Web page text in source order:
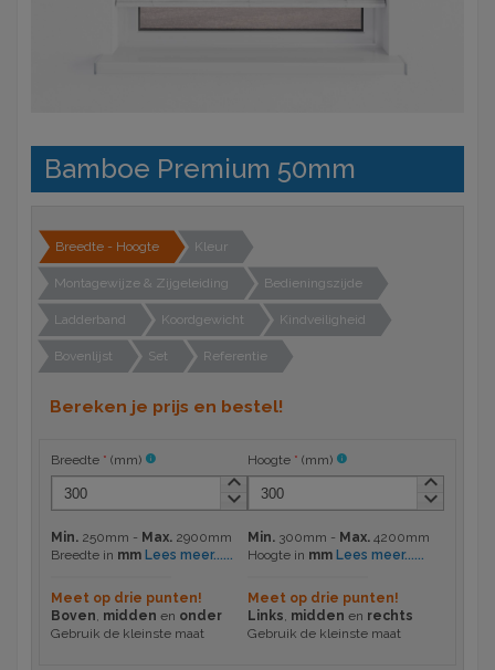
Bamboe Premium 50mm
Breedte - Hoogte Kleur
Montagewijze & Zijgeleiding Bedieningszijde
Ladderband Koordgewicht Kindveiligheid
Bovenlijst Set Referentie
Bereken je prijs en bestel!
Breedte * (mm) info
keyboard_arrow_up
keyboard_arrow_down
Min. 250mm - Max. 2900mm
Breedte in mm Lees meer......
Meet op drie punten!
Boven, midden en onder
Gebruik de kleinste maat
Hoogte * (mm) info
keyboard_arrow_up
keyboard_arrow_down
Min. 300mm - Max. 4200mm
Hoogte in mm Lees meer......
Meet op drie punten!
Links, midden en rechts
Gebruik de kleinste maat